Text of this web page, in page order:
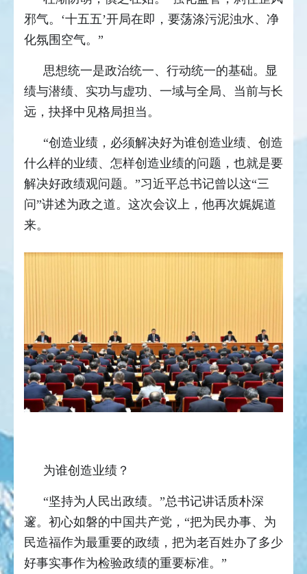
邪气。‘十五五’开局在即，要荡涤污泥浊水、净
化氛围空气。”
思想统一是政治统一、行动统一的基础。显
绩与潜绩、实功与虚功、一域与全局、当前与长
远，抉择中见格局担当。
“创造业绩，必须解决好为谁创造业绩、创造
什么样的业绩、怎样创造业绩的问题，也就是要
解决好政绩观问题。”习近平总书记曾以这“三
问”讲述为政之道。这次会议上，他再次娓娓道
来。
为谁创造业绩？
“坚持为人民出政绩。”总书记讲话质朴深
邃。初心如磐的中国共产党，“把为民办事、为
民造福作为最重要的政绩，把为老百姓办了多少
好事实事作为检验政绩的重要标准。”